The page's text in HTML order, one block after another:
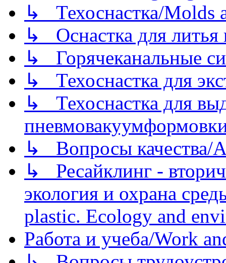
↳ Техоснастка/Molds
↳ Оснастка для литья
↳ Горячеканальные
↳ Техоснастка для
↳ Техоснастка для
↳ Вопросы качества/
↳ Ресайклинг -
экология и охрана
plastic. Ecology and
Работа и учеба/Work